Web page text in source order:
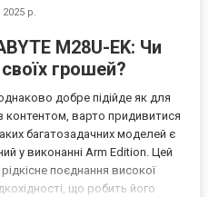
2025 р.
M28U-EK: Чи
грошей?
добре підійде як для
контентом, варто придивитися
багатозадачних моделей є
у виконанні Arm Edition. Цей
поєднання високої
що робить його